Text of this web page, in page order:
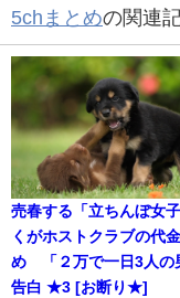
5chまとめの関連
売春する「立ちんぼ女
くがホストクラブの代
め 「２万で一日3人の
告白 ★3 [お断り★]